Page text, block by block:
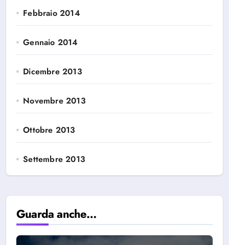
Febbraio 2014
Gennaio 2014
Dicembre 2013
Novembre 2013
Ottobre 2013
Settembre 2013
Guarda anche…